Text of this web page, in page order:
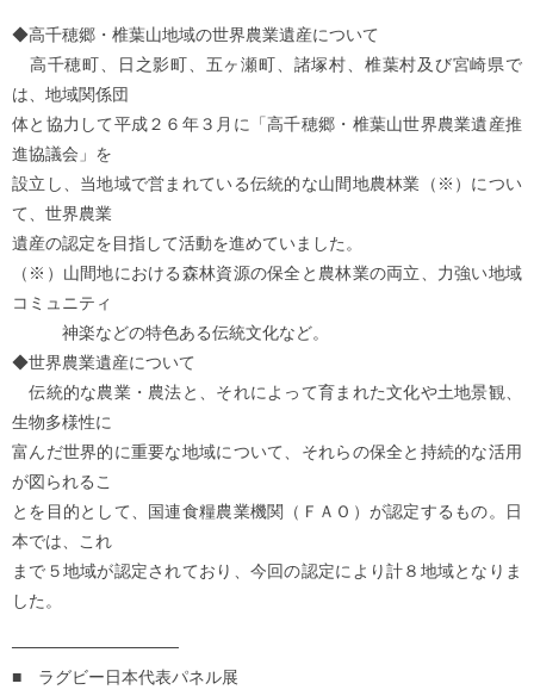
◆高千穂郷・椎葉山地域の世界農業遺産について
高千穂町、日之影町、五ヶ瀬町、諸塚村、椎葉村及び宮崎県で
は、地域関係団
体と協力して平成２６年３月に「高千穂郷・椎葉山世界農業遺産推
進協議会」を
設立し、当地域で営まれている伝統的な山間地農林業（※）につい
て、世界農業
遺産の認定を目指して活動を進めていました。
（※）山間地における森林資源の保全と農林業の両立、力強い地域
コミュニティ
神楽などの特色ある伝統文化など。
◆世界農業遺産について
伝統的な農業・農法と、それによって育まれた文化や土地景観、
生物多様性に
富んだ世界的に重要な地域について、それらの保全と持続的な活用
が図られるこ
とを目的として、国連食糧農業機関（ＦＡＯ）が認定するもの。日
本では、これ
まで５地域が認定されており、今回の認定により計８地域となりま
した。
──────────────
■ ラグビー日本代表パネル展